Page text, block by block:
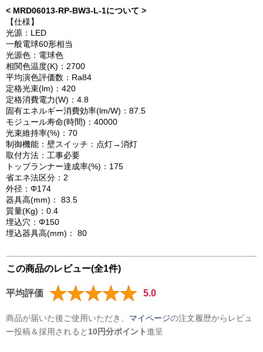
< MRD06013-RP-BW3-L-1について >
【仕様】
光源：LED
一般電球60形相当
光源色：電球色
相関色温度(K)：2700
平均演色評価数：Ra84
定格光束(lm)：420
定格消費電力(W)：4.8
固有エネルギー消費効率(lm/W)：87.5
モジュール寿命(時間)：40000
光束維持率(%)：70
制御機能：壁スイッチ：点灯→消灯
取付方法：工事必要
トップランナー達成率(%)：175
省エネ法区分：2
外径：Φ174
器具高(mm)： 83.5
質量(Kg)：0.4
埋込穴：Φ150
埋込器具高(mm)： 80
この商品のレビュー(全1件)
平均評価 5.0
商品が届いた後ご使用いただき、 マイページの注文履歴からレビュ
ー投稿＆採用されると 10円分ポイント進呈